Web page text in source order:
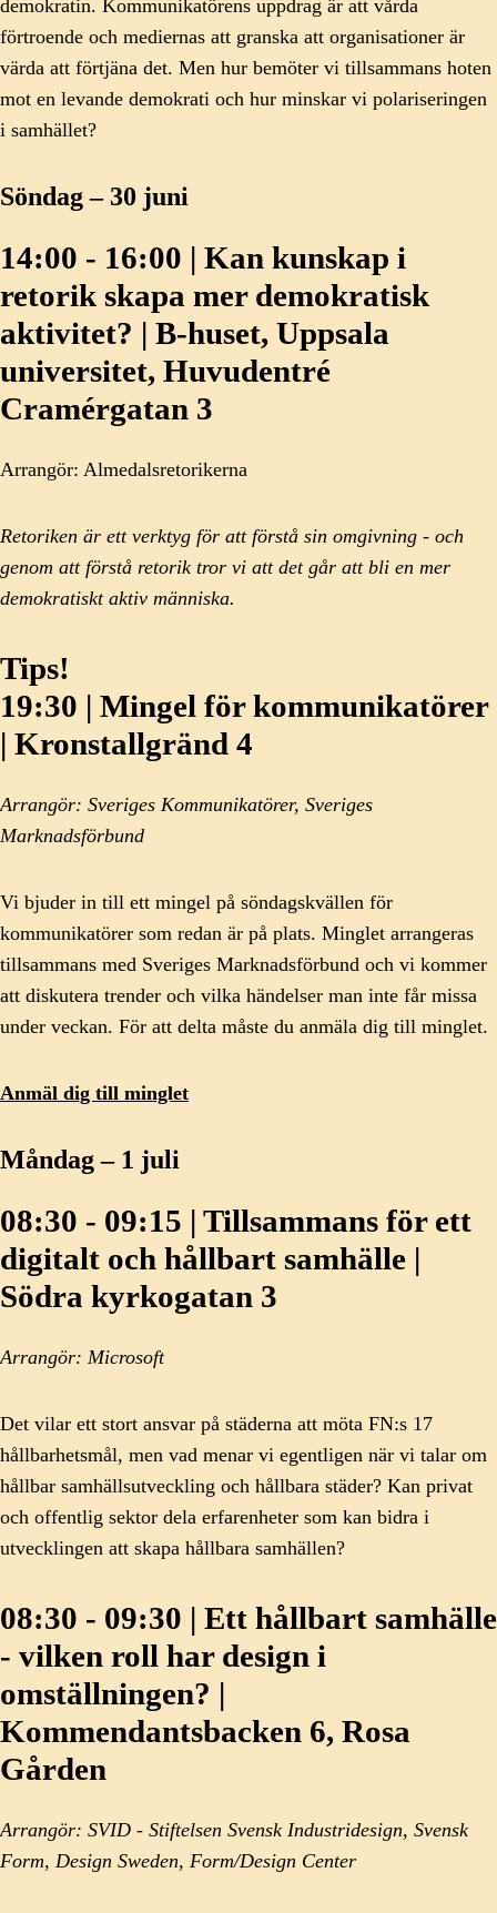
demokratin. Kommunikatörens uppdrag är att vårda
förtroende och mediernas att granska att organisationer är
värda att förtjäna det. Men hur bemöter vi tillsammans hoten
mot en levande demokrati och hur minskar vi polariseringen
i samhället?
Söndag – 30 juni
14:00 - 16:00 | Kan kunskap i
retorik skapa mer demokratisk
aktivitet? | B-huset, Uppsala
universitet, Huvudentré
Cramérgatan 3
Arrangör: Almedalsretorikerna
Retoriken är ett verktyg för att förstå sin omgivning - och
genom att förstå retorik tror vi att det går att bli en mer
demokratiskt aktiv människa.
Tips!
19:30 | Mingel för kommunikatörer
| Kronstallgränd 4
Arrangör: Sveriges Kommunikatörer, Sveriges
Marknadsförbund
Vi bjuder in till ett mingel på söndagskvällen för
kommunikatörer som redan är på plats. Minglet arrangeras
tillsammans med Sveriges Marknadsförbund och vi kommer
att diskutera trender och vilka händelser man inte får missa
under veckan. För att delta måste du anmäla dig till minglet.
Anmäl dig till minglet
Måndag – 1 juli
08:30 - 09:15 | Tillsammans för ett
digitalt och hållbart samhälle |
Södra kyrkogatan 3
Arrangör: Microsoft
Det vilar ett stort ansvar på städerna att möta FN:s 17
hållbarhetsmål, men vad menar vi egentligen när vi talar om
hållbar samhällsutveckling och hållbara städer? Kan privat
och offentlig sektor dela erfarenheter som kan bidra i
utvecklingen att skapa hållbara samhällen?
08:30 - 09:30 | Ett hållbart samhälle
- vilken roll har design i
omställningen? |
Kommendantsbacken 6, Rosa
Gården
Arrangör: SVID - Stiftelsen Svensk Industridesign, Svensk
Form, Design Sweden, Form/Design Center